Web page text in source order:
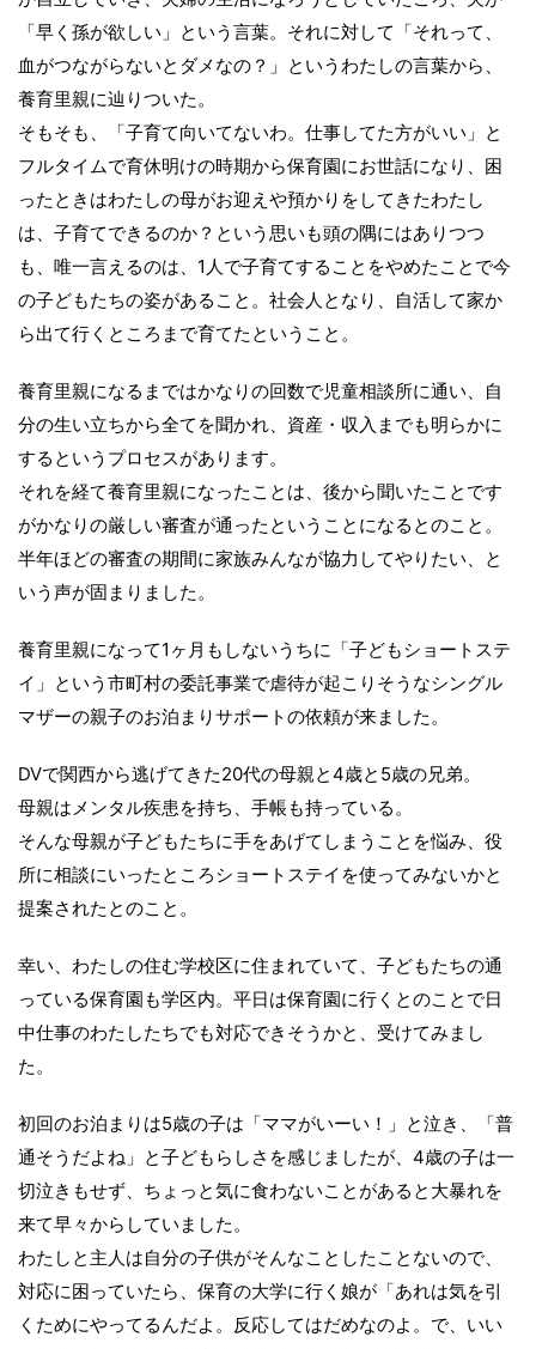
「早く孫が欲しい」という言葉。それに対して「それって、
血がつながらないとダメなの？」というわたしの言葉から、
養育里親に辿りついた。
そもそも、「子育て向いてないわ。仕事してた方がいい」と
フルタイムで育休明けの時期から保育園にお世話になり、困
ったときはわたしの母がお迎えや預かりをしてきたわたし
は、子育てできるのか？という思いも頭の隅にはありつつ
も、唯一言えるのは、1人で子育てすることをやめたことで今
の子どもたちの姿があること。社会人となり、自活して家か
ら出て行くところまで育てたということ。
養育里親になるまではかなりの回数で児童相談所に通い、自
分の生い立ちから全てを聞かれ、資産・収入までも明らかに
するというプロセスがあります。
それを経て養育里親になったことは、後から聞いたことです
がかなりの厳しい審査が通ったということになるとのこと。
半年ほどの審査の期間に家族みんなが協力してやりたい、と
いう声が固まりました。
養育里親になって1ヶ月もしないうちに「子どもショートステ
イ」という市町村の委託事業で虐待が起こりそうなシングル
マザーの親子のお泊まりサポートの依頼が来ました。
DVで関西から逃げてきた20代の母親と4歳と5歳の兄弟。
母親はメンタル疾患を持ち、手帳も持っている。
そんな母親が子どもたちに手をあげてしまうことを悩み、役
所に相談にいったところショートステイを使ってみないかと
提案されたとのこと。
幸い、わたしの住む学校区に住まれていて、子どもたちの通
っている保育園も学区内。平日は保育園に行くとのことで日
中仕事のわたしたちでも対応できそうかと、受けてみまし
た。
初回のお泊まりは5歳の子は「ママがいーい！」と泣き、「普
通そうだよね」と子どもらしさを感じましたが、4歳の子は一
切泣きもせず、ちょっと気に食わないことがあると大暴れを
来て早々からしていました。
わたしと主人は自分の子供がそんなことしたことないので、
対応に困っていたら、保育の大学に行く娘が「あれは気を引
くためにやってるんだよ。反応してはだめなのよ。で、いい